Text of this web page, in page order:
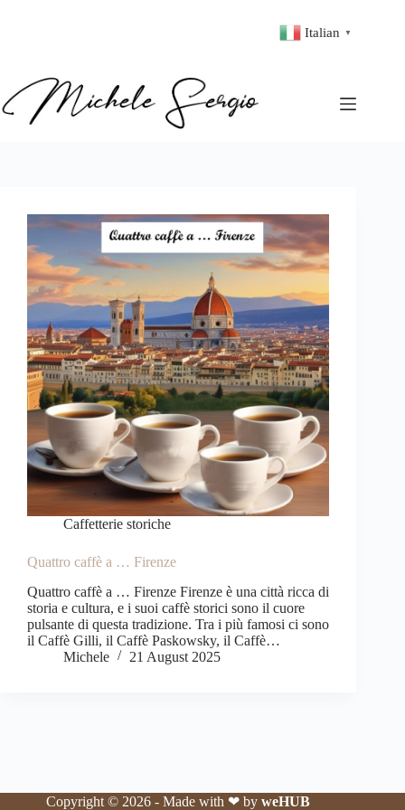
Italian ▼
Caffetterie storiche
Quattro caffè a … Firenze
Quattro caffè a … Firenze Firenze è una città ricca di
storia e cultura, e i suoi caffè storici sono il cuore
pulsante di questa tradizione. Tra i più famosi ci sono
il Caffè Gilli, il Caffè Paskowsky, il Caffè…
Michele
21 August 2025
Copyright © 2026 - Made with ❤ byweHUB